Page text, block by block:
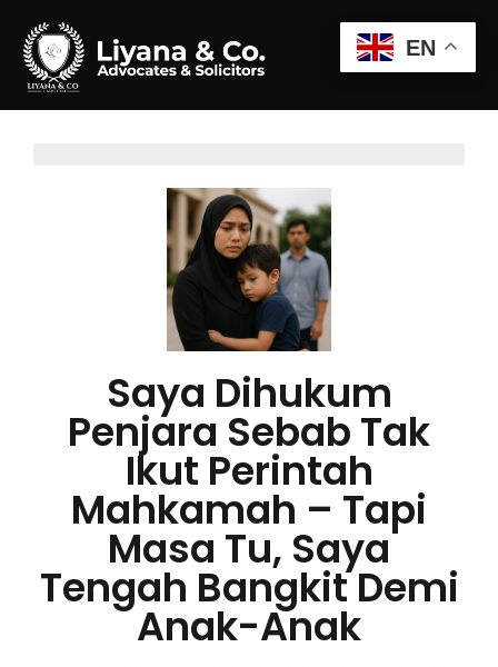
Saya Dihukum
Penjara Sebab Tak
Ikut Perintah
Mahkamah – Tapi
Masa Tu, Saya
Tengah Bangkit Demi
Anak-Anak
EN